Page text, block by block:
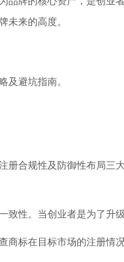
未来的高度。
及避坑指南。
册合规性及防御性布局三
致性。当创业者是为了升
商标在目标市场的注册情